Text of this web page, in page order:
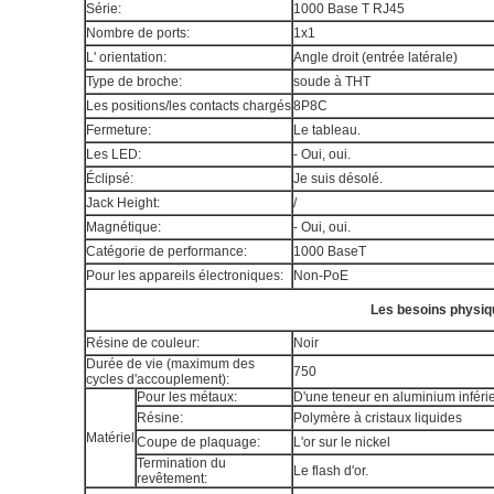
Série:
1000 Base T RJ45
Nombre de ports:
1x1
L' orientation:
Angle droit (entrée latérale)
Type de broche:
soude à THT
Les positions/les contacts chargés8P8C
Fermeture:
Le tableau.
Les LED:
- Oui, oui.
Éclipsé:
Je suis désolé.
Jack Height:
/
Magnétique:
- Oui, oui.
Catégorie de performance:
1000 BaseT
Pour les appareils électroniques:
Non-PoE
Les besoins
Résine de couleur:
Noir
Durée de vie (maximum des
cycles d'accouplement):
750
Matériel
Pour les métaux:
D'une teneur en aluminium
Résine:
Polymère à cristaux liquides
Coupe de plaquage:
L'or sur le nickel
Termination du
revêtement:
Le flash d'or.